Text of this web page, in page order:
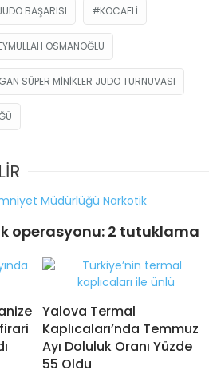
BAŞARISI KOCAELI
OSMANOĞLU
SÜPER MINIKLER JUDO TURNUVASI
operasyonu: 2 tutuklama
Yalova Termal
Kaplıcaları’nda Temmuz
Ayı Doluluk Oranı Yüzde
55 Oldu